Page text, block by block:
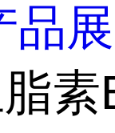
品
素